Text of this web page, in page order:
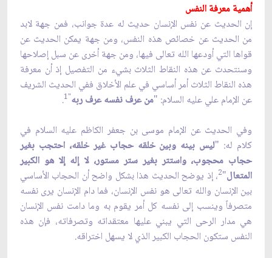
أهمية معرفة النفس‏
إن الحديث عن نفس الإنسان حديث له عدة جوانب، فمن جهة لابد
من الحديث عن خصائص هذه النفس، ومن جهة يمكن الحديث عن
قواها التي أودعها الله تعالى فيها، ومن جهة أخرى عن سبل إصلاحها
وسنتحدث عن هذه النقاط الثلاث بشيء من التفصيل إذ أن معرفة
هذه النقاط الثلاث أمر أساسي في علم الأخلاق ففي الحديث الشريف
عن الإمام عليعليه السلام:
"من عرف نفسه عرف ربه"
1
.
وفي الحديث عن الإمام موسى بن جعفر الكاظم عليه السلام في
كلام له: "ليس بينه وبين خلقه حجاب غير خلقه، احتجب بغير
حجاب محجوب، واستتر بغير ستر مستور، لا إله إلا هو الكبير
المتعال"
2، إذ يوضح الحديث هذا بشكل واضح أن الحجاب الأساسي
بين الإنسان والله تعالى هو نفس الإنسان، فما دام الإنسان يرى نفسه
متصرفاً وينسب إلى نفسه كل أمر يقوم به وما دامت نفس الإنسان
هي مدار الرحى التي يبني عليها معتقداته وتصرفاته، فإن هذه
النفس ستكون الحجاب الكبير الذي لا يسهل اختراقه.